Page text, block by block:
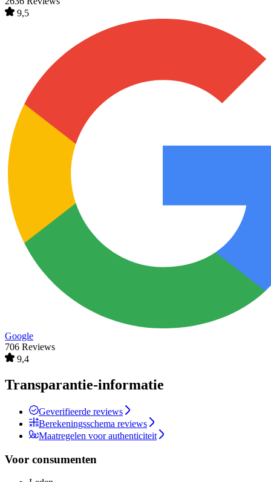
9,5
Google
706 Reviews
9,4
Transparantie-informatie
Geverifieerde reviews
Berekeningsschema reviews
Maatregelen voor authenticiteit
Voor consumenten